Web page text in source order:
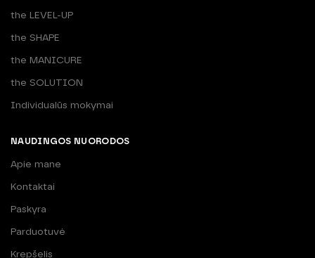
the LEVEL-UP
the SHAPE
the MANICURE
the SOLUTION
Individualūs mokymai
NAUDINGOS NUORODOS
Apie mane
Kontaktai
Paskyra
Parduotuvė
Krepšelis